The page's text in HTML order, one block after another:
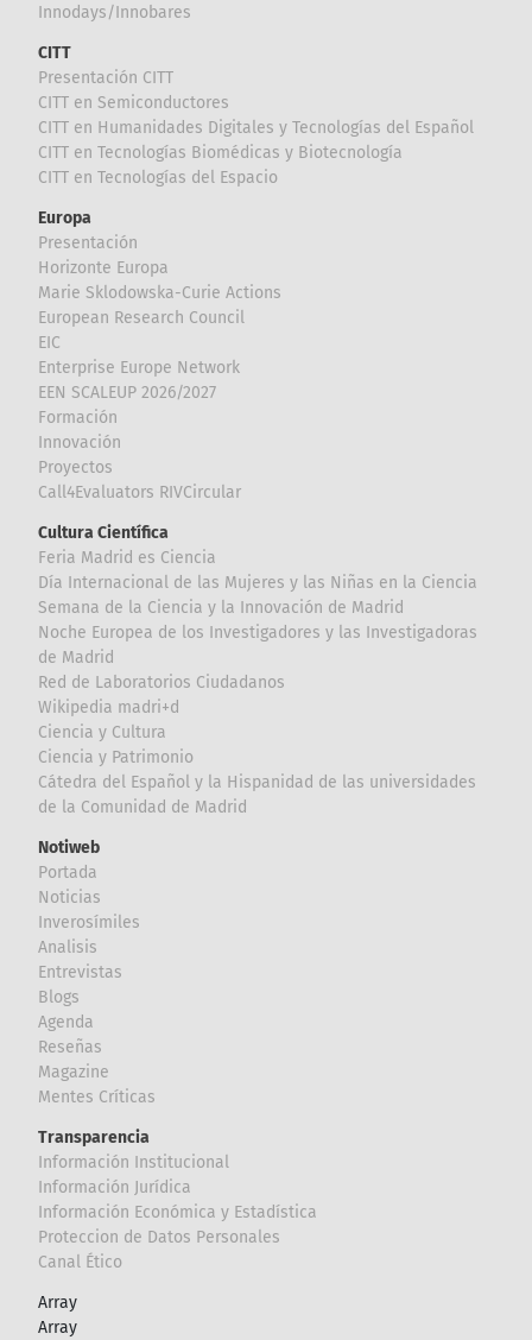
Innodays/Innobares
CITT
Presentación CITT
CITT en Semiconductores
CITT en Humanidades Digitales y Tecnologías del Español
CITT en Tecnologías Biomédicas y Biotecnología
CITT en Tecnologías del Espacio
Europa
Presentación
Horizonte Europa
Marie Sklodowska-Curie Actions
European Research Council
EIC
Enterprise Europe Network
EEN SCALEUP 2026/2027
Formación
Innovación
Proyectos
Call4Evaluators RIVCircular
Cultura Científica
Feria Madrid es Ciencia
Día Internacional de las Mujeres y las Niñas en la Ciencia
Semana de la Ciencia y la Innovación de Madrid
Noche Europea de los Investigadores y las Investigadoras
de Madrid
Red de Laboratorios Ciudadanos
Wikipedia madri+d
Ciencia y Cultura
Ciencia y Patrimonio
Cátedra del Español y la Hispanidad de las universidades
de la Comunidad de Madrid
Notiweb
Portada
Noticias
Inverosímiles
Analisis
Entrevistas
Blogs
Agenda
Reseñas
Magazine
Mentes Críticas
Transparencia
Información Institucional
Información Jurídica
Información Económica y Estadística
Proteccion de Datos Personales
Canal Ético
Array
Array